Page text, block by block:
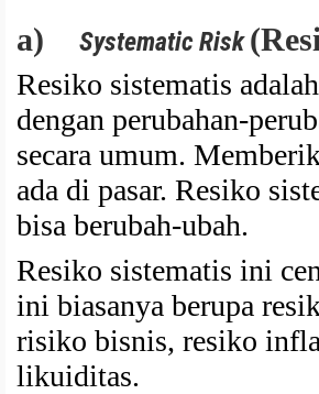
a) Systematic Risk
Resiko sistematis
dengan perubahan-
secara umum.
ada di pasar. Resiko
bisa berubah-ubah.
Resiko sistematis ini
ini biasanya berupa
risiko bisnis, resiko
likuiditas.